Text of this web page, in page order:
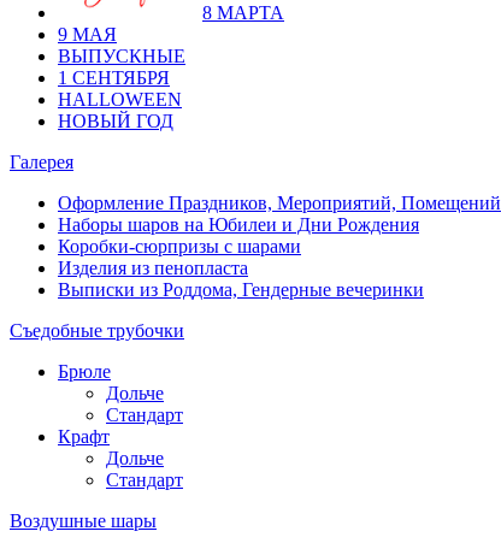
8 МАРТА
9 МАЯ
ВЫПУСКНЫЕ
1 СЕНТЯБРЯ
HALLOWEEN
НОВЫЙ ГОД
Галерея
Оформление Праздников, Мероприятий, Помещений
Наборы шаров на Юбилеи и Дни Рождения
Коробки-сюрпризы с шарами
Изделия из пенопласта
Выписки из Роддома, Гендерные вечеринки
Съедобные трубочки
Брюле
Дольче
Стандарт
Крафт
Дольче
Стандарт
Воздушные шары